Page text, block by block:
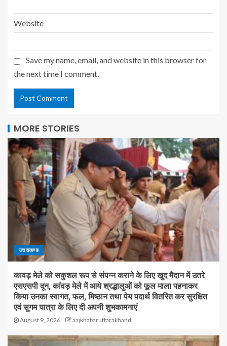
Website
Save my name, email, and website in this browser for
the next time I comment.
MORE STORIES
उत्तराखण्ड
कावड़ मेले को सकुशल रूप से संपन्न कराने के लिए खुद मैदान में उतरे
एसएसपी दून, कांवड़ मेले में आये श्रद्धालुओं को फूल माला पहनाकर
किया उनका स्वागत, फल, मिष्ठान तथा पेय पदार्थ वितरित कर सुरक्षित
एवं सुगम यात्रा के लिए दी अपनी शुभकामनाएं
August 9, 2026 aajkhabaruttarakhand